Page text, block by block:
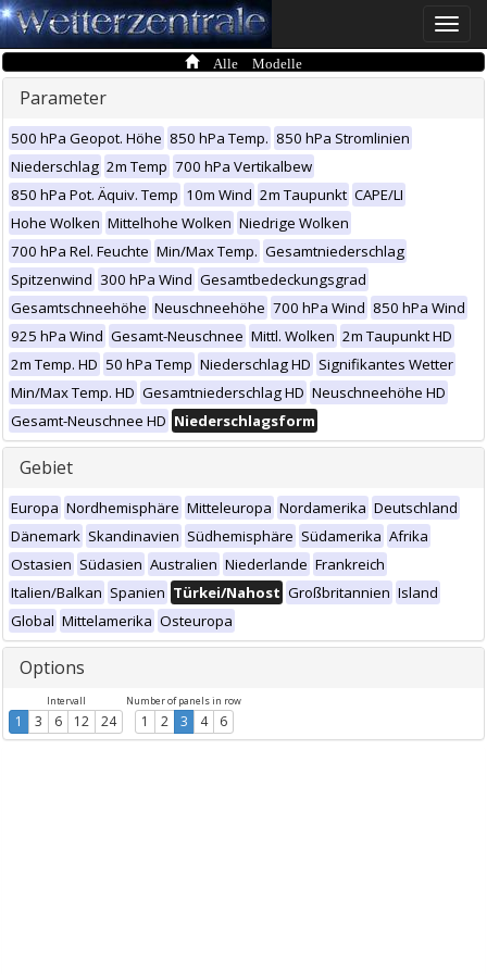
Toggle
Alle Modelle
Parameter
500 hPa Geopot. Höhe 850 hPa Temp. 850 hPa Stromlinien
Niederschlag 2m Temp 700 hPa Vertikalbew
850 hPa Pot. Äquiv. Temp 10m Wind 2m Taupunkt CAPE/LI
Hohe Wolken Mittelhohe Wolken Niedrige Wolken
700 hPa Rel. Feuchte Min/Max Temp. Gesamtniederschlag
Spitzenwind 300 hPa Wind Gesamtbedeckungsgrad
Gesamtschneehöhe Neuschneehöhe 700 hPa Wind 850 hPa Wind
925 hPa Wind Gesamt-Neuschnee Mittl. Wolken 2m Taupunkt HD
2m Temp. HD 50 hPa Temp Niederschlag HD Signifikantes Wetter
Min/Max Temp. HD Gesamtniederschlag HD Neuschneehöhe HD
Gesamt-Neuschnee HD Niederschlagsform
Gebiet
Europa Nordhemisphäre Mitteleuropa Nordamerika Deutschland
Dänemark Skandinavien Südhemisphäre Südamerika Afrika
Ostasien Südasien Australien Niederlande Frankreich
Italien/Balkan Spanien Türkei/Nahost Großbritannien Island
Global Mittelamerika Osteuropa
Options
Intervall
1 3 6 12 24
Number of panels in row
1 2 3 4 6